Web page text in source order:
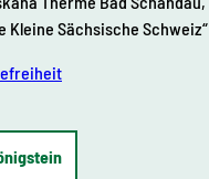
Kleine Sächsische Schweiz“